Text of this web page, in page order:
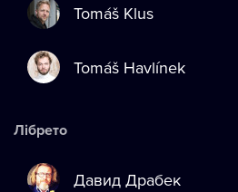
Tomáš Klus
Tomáš Havlínek
Лібрето
Давид Драбек